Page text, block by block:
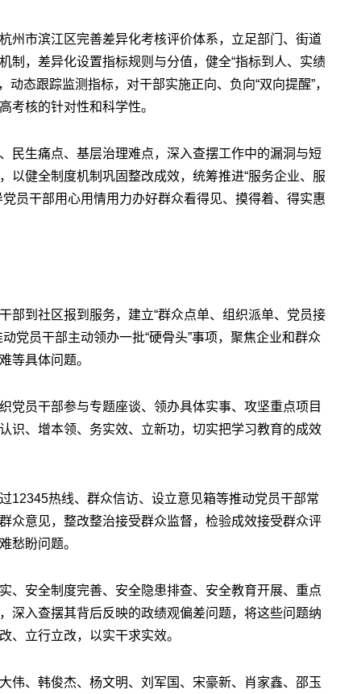
州市滨江区完善差异化考核评价体系，立足部门、街道
制，差异化设置指标规则与分值，健全“指标到人、实绩
动态跟踪监测指标，对干部实施正向、负向“双向提醒”，
考核的针对性和科学性。
民生痛点、基层治理难点，深入查摆工作中的漏洞与短
以健全制度机制巩固整改成效，统筹推进“服务企业、服
员干部用心用情用力办好群众看得见、摸得着、得实惠
部到社区报到服务，建立“群众点单、组织派单、党员接
党员干部主动领办一批“硬骨头”事项，聚焦企业和群众
等具体问题。
党员干部参与专题座谈、领办具体实事、攻坚重点项目
识、增本领、务实效、立新功，切实把学习教育的成效
12345热线、群众信访、设立意见箱等推动党员干部常
众意见，整改整治接受群众监督，检验成效接受群众评
愁盼问题。
、安全制度完善、安全隐患排查、安全教育开展、重点
深入查摆其背后反映的政绩观偏差问题，将这些问题纳
、立行立改，以实干求实效。
伟、韩俊杰、杨文明、刘军国、宋豪新、肖家鑫、邵玉